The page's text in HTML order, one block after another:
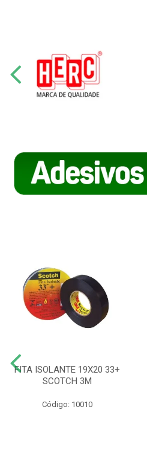
FITA ISOLANTE 19X20 33+
SCOTCH 3M
Código: 10010